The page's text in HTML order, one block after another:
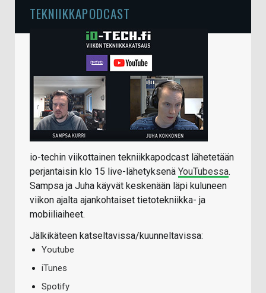
TEKNIIKKAPODCAST
io-techin viikottainen tekniikkapodcast lähetetään
perjantaisin klo 15 live-lähetyksenä YouTubessa.
Sampsa ja Juha käyvät keskenään läpi kuluneen
viikon ajalta ajankohtaiset tietotekniikka- ja
mobiiliaiheet.
Jälkikäteen katseltavissa/kuunneltavissa:
Youtube
iTunes
Spotify